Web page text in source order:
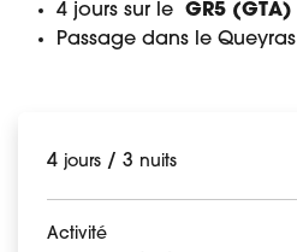
4 jours sur le GR5 (GTA)
Passage dans le
4 jours / 3 nuits
Activité